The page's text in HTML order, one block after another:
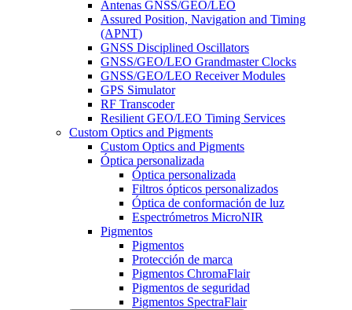
Antenas GNSS/GEO/LEO
Assured Position, Navigation and Timing
(APNT)
GNSS Disciplined Oscillators
GNSS/GEO/LEO Grandmaster Clocks
GNSS/GEO/LEO Receiver Modules
GPS Simulator
RF Transcoder
Resilient GEO/LEO Timing Services
Custom Optics and Pigments
Custom Optics and Pigments
Óptica personalizada
Óptica personalizada
Filtros ópticos personalizados
Óptica de conformación de luz
Espectrómetros MicroNIR
Pigmentos
Pigmentos
Protección de marca
Pigmentos ChromaFlair
Pigmentos de seguridad
Pigmentos SpectraFlair